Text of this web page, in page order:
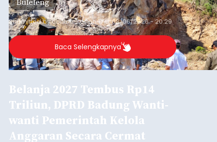
kawasan.
Submitted bycontributoronThu, 08/06/2026 - 20:29
Baca Selengkapnya
Belanja 2027 Tembus Rp14
Triliun, DPRD Badung Wanti-
wanti Pemerintah Kelola
Anggaran Secara Cermat